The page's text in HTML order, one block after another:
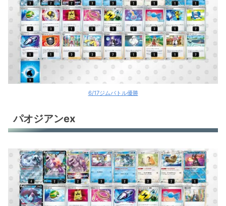
6/17ジムバトル優勝
パオジアンex